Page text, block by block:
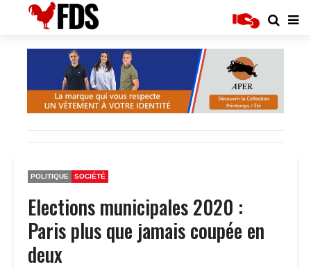
POLITIQUE SOCIÉTÉ
Elections municipales 2020 :
Paris plus que jamais coupée en
deux